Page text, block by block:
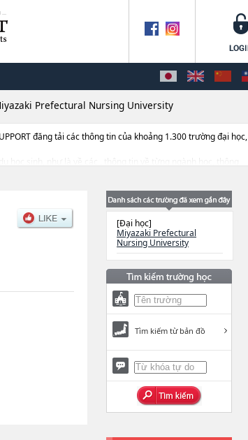
Prefectural Nursing University
đăng tải các thông tin của khoảng 1.300 trường đại học,
học sinh, như là về các , thông tin về từng ngành học, thông
[Đại học]
Miyazaki Prefectural
Nursing University
Tìm kiếm từ bản đồ